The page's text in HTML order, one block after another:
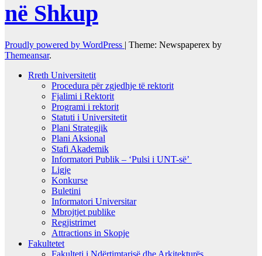
në Shkup
Proudly powered by WordPress | Theme: Newspaperex by
Themeansar.
Rreth Universitetit
Procedura për zgjedhje të rektorit
Fjalimi i Rektorit
Programi i rektorit
Statuti i Universitetit
Plani Strategjik
Plani Aksional
Stafi Akademik
Informatori Publik – ‘Pulsi i UNT-së’
Ligje
Konkurse
Buletini
Informatori Universitar
Mbrojtjet publike
Regjistrimet
Attractions in Skopje
Fakultetet
Fakulteti i Ndërtimtarisë dhe Arkitekturës